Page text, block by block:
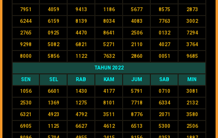
7951 4059 9413 1186 5677 8575 2873
6244 6159 8139 8034 4083 7763 3002
2765 0925 4470 8641 2506 0132 7294
9298 5082 6821 5271 2110 4027 3764
8000 5856 1122 7632 2860 0051 9685
TAHUN 2022
SEN SEL RAB KAM JUM SAB MIN
1056 6601 1430 4177 5791 0710 3081
2530 1369 1275 8101 7718 6334 2132
6321 4923 4792 3511 8776 2071 3580
6905 1125 6627 4612 6513 5300 2506